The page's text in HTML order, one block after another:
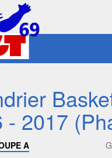
- 2017
A